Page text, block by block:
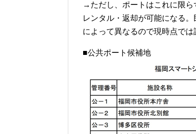
→ただし、ポートはこれに限
レンタル・返却が可能になる
によって異なるので現時点では
■公共ポート候補地